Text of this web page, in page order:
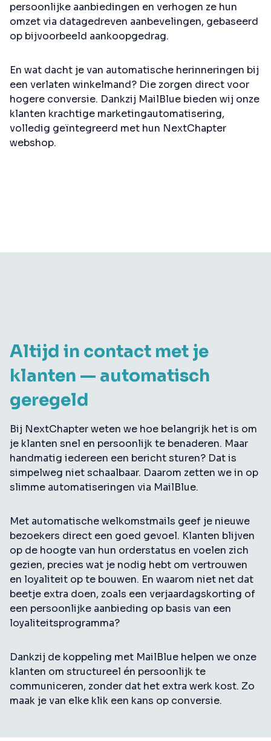
persoonlijke aanbiedingen en verhogen ze hun
omzet via datagedreven aanbevelingen, gebaseerd
op bijvoorbeeld aankoopgedrag.
En wat dacht je van automatische herinneringen bij
een verlaten winkelmand? Die zorgen direct voor
hogere conversie. Dankzij MailBlue bieden wij onze
klanten krachtige marketingautomatisering,
volledig geïntegreerd met hun NextChapter
webshop.
Altijd in contact met je
klanten — automatisch
geregeld
Bij NextChapter weten we hoe belangrijk het is om
je klanten snel en persoonlijk te benaderen. Maar
handmatig iedereen een bericht sturen? Dat is
simpelweg niet schaalbaar. Daarom zetten we in op
slimme automatiseringen via MailBlue.
Met automatische welkomstmails geef je nieuwe
bezoekers direct een goed gevoel. Klanten blijven
op de hoogte van hun orderstatus en voelen zich
gezien, precies wat je nodig hebt om vertrouwen
en loyaliteit op te bouwen. En waarom niet net dat
beetje extra doen, zoals een verjaardagskorting of
een persoonlijke aanbieding op basis van een
loyaliteitsprogramma?
Dankzij de koppeling met MailBlue helpen we onze
klanten om structureel én persoonlijk te
communiceren, zonder dat het extra werk kost. Zo
maak je van elke klik een kans op conversie.